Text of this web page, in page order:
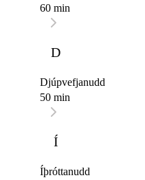
60 min
D
Djúpvefjanudd
50 min
Í
Íþróttanudd